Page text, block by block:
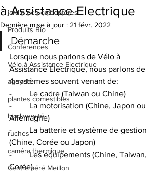
jardin des coléoptères
Produits Bio
Conférences
Vélo à Assistance Electrique
agenda
plantes comestibles
biodiversité
ruches
caméra thermique
Centre aéré Meillon
à Assistance Electrique
Dernière mise à jour : 21 févr. 2022
Démarche
Lorsque nous parlons de Vélo à
Assistance Electrique, nous parlons de
4 systèmes souvent venant de:
-	Le cadre (Taiwan ou Chine)
-	La motorisation (Chine, Japon ou
Allemagne)
-	La batterie et système de gestion
(Chine, Corée ou Japon)
-	Les équipements (Chine, Taiwan,
Corée)